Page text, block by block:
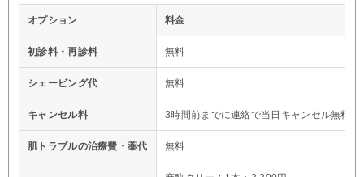
オプション 料金
初診料・再診料 無料
シェービング代 無料
キャンセル料 3時間前までに連絡で当日キャンセル無料※
肌トラブルの治療費・薬代 無料